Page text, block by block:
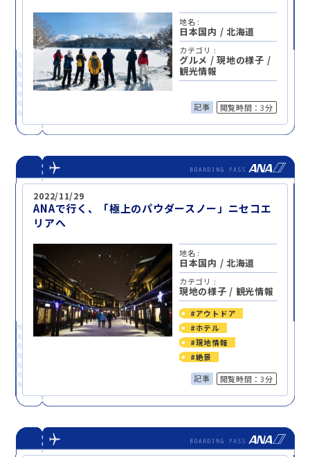
地名 :
日本国内 /北海道
カテゴリ :
グルメ /現地の様子 /
観光情報
記事 閲覧時間：3分
2022/11/29
ANAで行く、「極上のパウダースノー」ニセコエ
リアへ
地名 :
日本国内 /北海道
カテゴリ :
現地の様子 / 観光情報
#アウトドア
#ホテル
#現地情報
#絶景
記事 閲覧時間：3分